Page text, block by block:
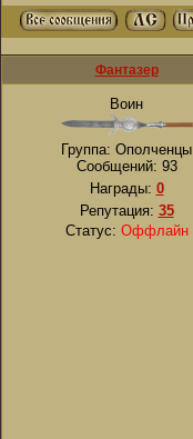
Фантазер
Воин
Группа: Ополченцы
Сообщений: 93
Награды: 0
Репутация: 35
Статус: Оффлайн